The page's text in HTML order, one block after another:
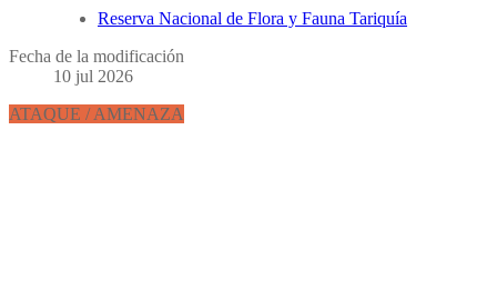
Reserva Nacional de Flora y Fauna Tariquía
Fecha de la modificación
10 jul 2026
ATAQUE / AMENAZA